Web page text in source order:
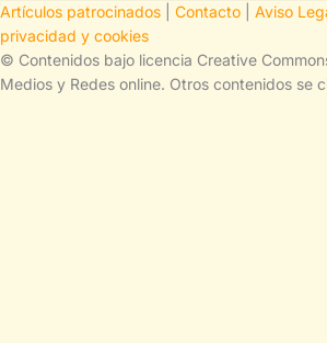
Artículos patrocinados Contacto Aviso
privacidad y cookies
© Contenidos bajo licencia Creative
Medios y Redes online. Otros contenidos se